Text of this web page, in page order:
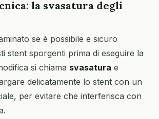
la svasatura degli
se è possibile e sicuro
stent sporgenti prima di eseguire la
si chiama svasatura e
delicatamente lo stent con un
per evitare che interferisca con